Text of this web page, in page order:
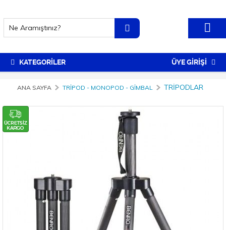
KATEGORİLER ÜYE GİRİŞİ
ANA SAYFA TRIPOD - MONOPOD - GIMBAL TRIPODLAR